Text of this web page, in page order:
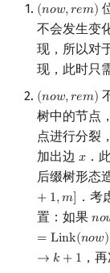
(𝑛𝑜𝑤,𝑟𝑒𝑚)
(now,rem)
不会发生变
现，所以对
现，此时只
(𝑛𝑜𝑤,𝑟𝑒𝑚)
(now,rem)
树中的节点
点进行分裂
加出边 𝑥
x ．
后缀树形态
+ 1,𝑚] ．考
置：如果 𝑛𝑜
no
= Link(𝑛𝑜𝑤)
→ 𝑘 + 1 ，